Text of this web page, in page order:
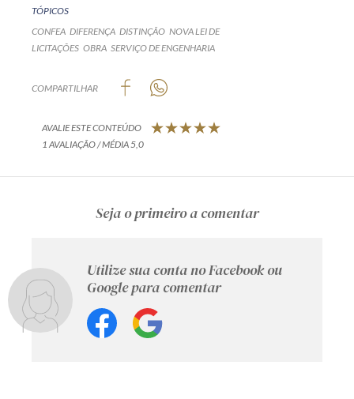
TÓPICOS
CONFEA DIFERENÇA DISTINÇÃO NOVA LEI DE
LICITAÇÕES OBRA SERVIÇO DE ENGENHARIA
COMPARTILHAR
AVALIE ESTE CONTEÚDO
1 AVALIAÇÃO / MÉDIA 5,0
Seja o primeiro a comentar
Utilize sua conta no Facebook ou
Google para comentar